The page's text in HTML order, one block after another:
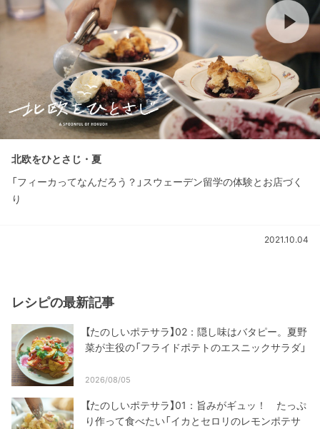
北欧をひとさじ・夏
「フィーカってなんだろう？」スウェーデン留学の体験とお店づく
り
2021.10.04
レシピの最新記事
【たのしいポテサラ】02：隠し味はバタピー。夏野
菜が主役の「フライドポテトのエスニックサラダ」
2026/08/05
【たのしいポテサラ】01：旨みがギュッ！ たっぷ
り作って食べたい「イカとセロリのレモンポテサ